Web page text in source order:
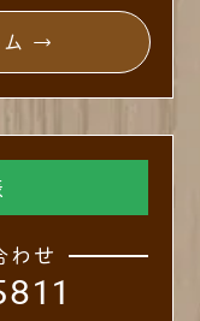
ム →
わせ